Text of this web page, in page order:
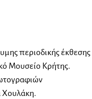
περιοδικής έκθεσης
Μουσείο Κρήτης.
Χουλάκη.